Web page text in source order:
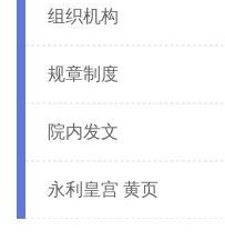
组织机构
规章制度
院内发文
永利皇宫 黄页